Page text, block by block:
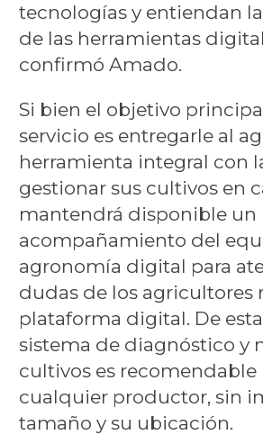
tecnologías y entiendan
de las herramientas
confirmó Amado.
Si bien el objetivo
servicio es entregarle al
herramienta integral con
gestionar sus cultivos en
mantendrá disponible un
acompañamiento del
agronomía digital para
dudas de los agricultores
plataforma digital. De
sistema de diagnóstico y
cultivos es recomendable
cualquier productor, sin
tamaño y su ubicación.